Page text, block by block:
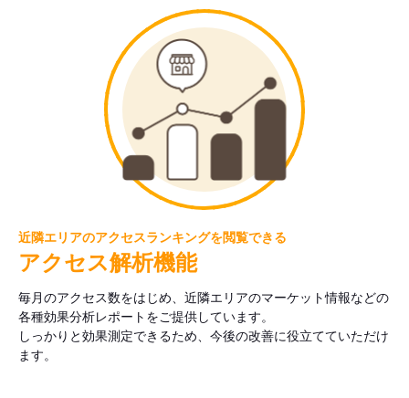
近隣エリアのアクセスランキングを閲覧できる
アクセス解析機能
毎月のアクセス数をはじめ、近隣エリアのマーケット情報などの
各種効果分析レポートをご提供しています。
しっかりと効果測定できるため、今後の改善に役立てていただけ
ます。